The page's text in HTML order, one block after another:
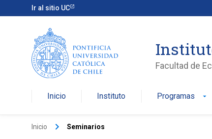
Ir al sitio UC
Facultad de
Inicio Instituto Programas arrow_drop_down
Inicio keyboard_arrow_right Seminarios